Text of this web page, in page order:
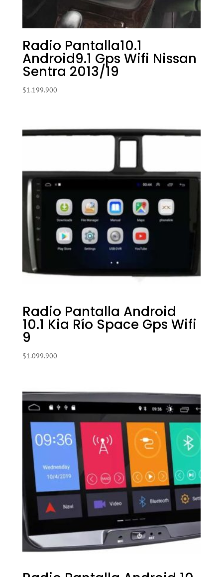
Radio Pantalla10.1
Android9.1 Gps Wifi Nissan
Sentra 2013/19
$1.199.900
Radio Pantalla Android
10.1 Kia Río Space Gps Wifi
9
$1.099.900